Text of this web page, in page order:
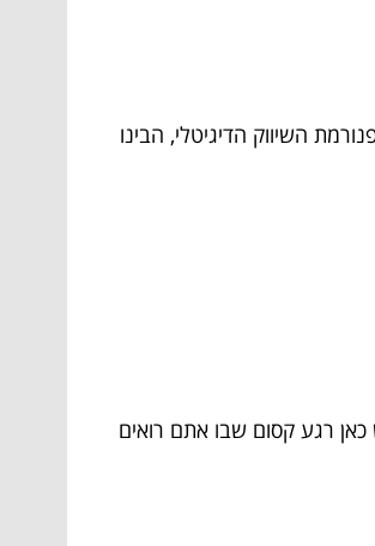
השיווק הדיגיטלי, הבינו
רגע קסום שבו אתם רואים